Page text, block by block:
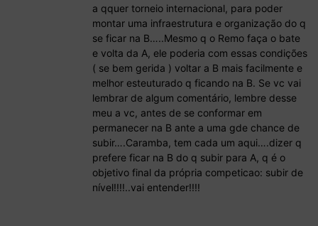
a qquer torneio internacional, para poder
montar uma infraestrutura e organização do q
se ficar na B…..Mesmo q o Remo faça o bate
e volta da A, ele poderia com essas condições
( se bem gerida ) voltar a B mais facilmente e
melhor esteuturado q ficando na B. Se vc vai
lembrar de algum comentário, lembre desse
meu a vc, antes de se conformar em
permanecer na B ante a uma gde chance de
subir….Caramba, tem cada um aqui….dizer q
prefere ficar na B do q subir para A, q é o
objetivo final da própria competicao: subir de
nível!!!!..vai entender!!!!